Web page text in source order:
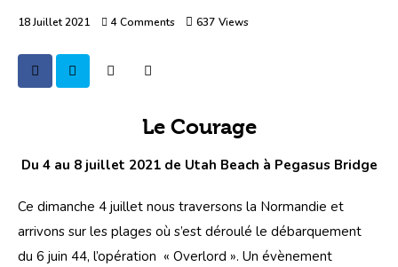
18 Juillet 2021 4 Comments 637 Views
Le Courage
Du 4 au 8 juillet 2021 de Utah Beach à Pegasus Bridge
Ce dimanche 4 juillet nous traversons la Normandie et
arrivons sur les plages où s’est déroulé le débarquement
du 6 juin 44, l’opération  « Overlord ». Un évènement